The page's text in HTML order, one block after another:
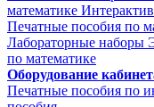
математике
Печатные пособия по
Лабораторные наборы
по математике
Оборудование
Печатные пособия по